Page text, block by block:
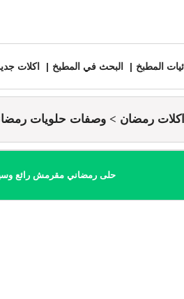
المطبخ البحث في المطبخ اكلات
اكلات رمضان وصفات حلويات
حلى رمضاني مقرمش رائع